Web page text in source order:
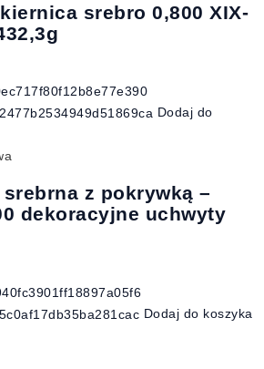
srebro 0,800 XIX-
Dodaj do
z pokrywką –
dekoracyjne uchwyty
Dodaj do koszyka